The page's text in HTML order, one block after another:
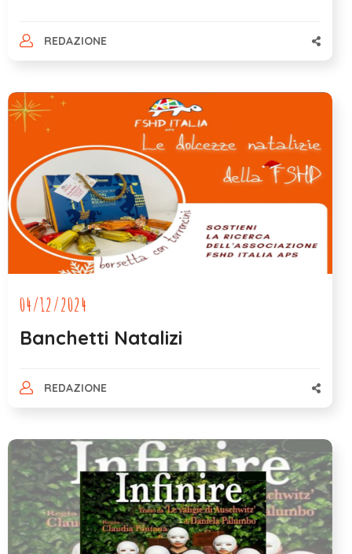
REDAZIONE
04/12/2024
Banchetti Natalizi
REDAZIONE